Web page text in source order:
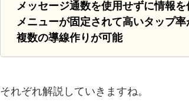
メッセージ通数を使用せずに情報を
メニューが固定されて高いタップ
複数の導線作りが可能
それぞれ解説していきますね。